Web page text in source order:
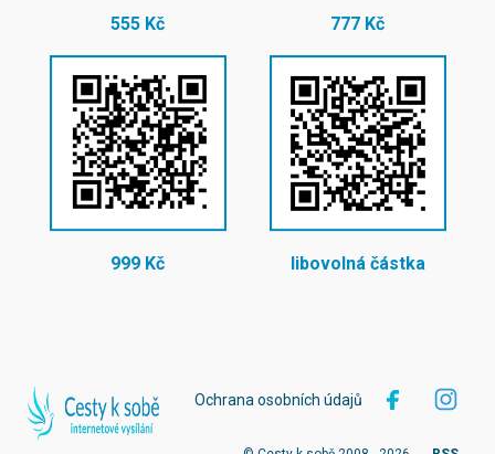
555 Kč 777 Kč
999 Kč libovolná částka
Ochrana osobních údajů